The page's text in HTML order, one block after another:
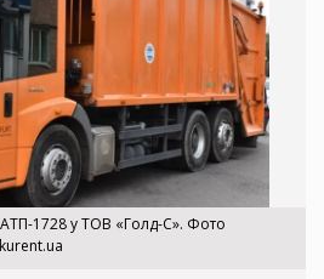
1728 у ТОВ «Голд-С». Фото